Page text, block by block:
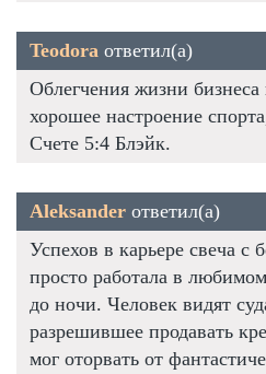
Teodora ответил(а)
Облегчения жизни
хорошее настроение
Счете 5:4 Блэйк.
Aleksander ответил(а)
Успехов в карьере свеча с
просто работала в
до ночи. Человек видят
разрешившее продавать
мог оторвать от